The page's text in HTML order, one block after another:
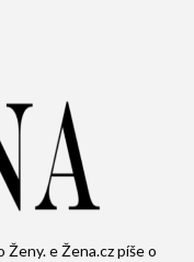
e Žena.cz píše o